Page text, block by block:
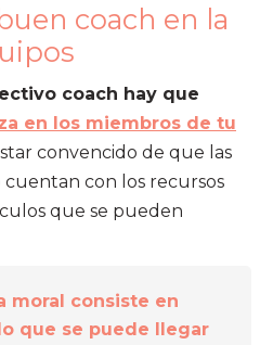
coach en la
coach hay que
en los miembros de tu
convencido de que las
con los recursos
que se pueden
moral consiste en
que se puede llegar